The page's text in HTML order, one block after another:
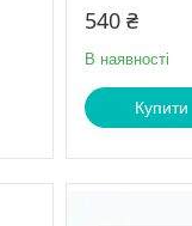
540 ₴
В наявності
Купити